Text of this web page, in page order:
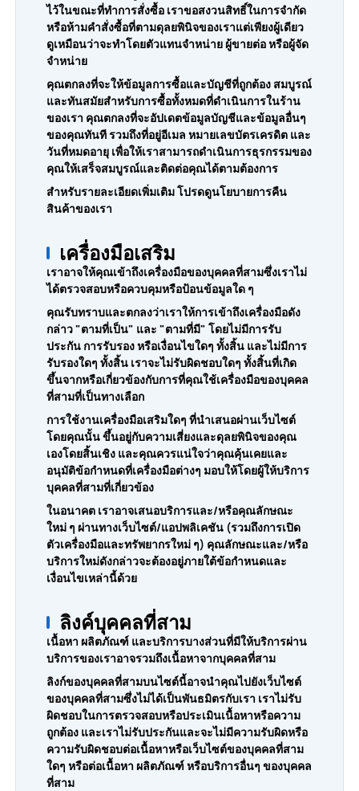
ไว้ในขณะที่ทำการสั่งซื้อ เราขอสงวนสิทธิ์ในการจำกัด
หรือห้ามคำสั่งซื้อที่ตามดุลยพินิจของเราแต่เพียงผู้เดียว
ดูเหมือนว่าจะทำโดยตัวแทนจำหน่าย ผู้ขายต่อ หรือผู้จัด
จำหน่าย
คุณตกลงที่จะให้ข้อมูลการซื้อและบัญชีที่ถูกต้อง สมบูรณ์
และทันสมัยสำหรับการซื้อทั้งหมดที่ดำเนินการในร้าน
ของเรา คุณตกลงที่จะอัปเดตข้อมูลบัญชีและข้อมูลอื่นๆ
ของคุณทันที รวมถึงที่อยู่อีเมล หมายเลขบัตรเครดิต และ
วันที่หมดอายุ เพื่อให้เราสามารถดำเนินการธุรกรรมของ
คุณให้เสร็จสมบูรณ์และติดต่อคุณได้ตามต้องการ
สำหรับรายละเอียดเพิ่มเติม โปรดดูนโยบายการคืน
สินค้าของเรา
เครื่องมือเสริม
เราอาจให้คุณเข้าถึงเครื่องมือของบุคคลที่สามซึ่งเราไม่
ได้ตรวจสอบหรือควบคุมหรือป้อนข้อมูลใด ๆ
คุณรับทราบและตกลงว่าเราให้การเข้าถึงเครื่องมือดัง
กล่าว "ตามที่เป็น" และ "ตามที่มี" โดยไม่มีการรับ
ประกัน การรับรอง หรือเงื่อนไขใดๆ ทั้งสิ้น และไม่มีการ
รับรองใดๆ ทั้งสิ้น เราจะไม่รับผิดชอบใดๆ ทั้งสิ้นที่เกิด
ขึ้นจากหรือเกี่ยวข้องกับการที่คุณใช้เครื่องมือของบุคคล
ที่สามที่เป็นทางเลือก
การใช้งานเครื่องมือเสริมใดๆ ที่นำเสนอผ่านเว็บไซต์
โดยคุณนั้น ขึ้นอยู่กับความเสี่ยงและดุลยพินิจของคุณ
เองโดยสิ้นเชิง และคุณควรแน่ใจว่าคุณคุ้นเคยและ
อนุมัติข้อกำหนดที่เครื่องมือต่างๆ มอบให้โดยผู้ให้บริการ
บุคคลที่สามที่เกี่ยวข้อง
ในอนาคต เราอาจเสนอบริการและ/หรือคุณลักษณะ
ใหม่ ๆ ผ่านทางเว็บไซต์/แอปพลิเคชัน (รวมถึงการเปิด
ตัวเครื่องมือและทรัพยากรใหม่ ๆ) คุณลักษณะและ/หรือ
บริการใหม่ดังกล่าวจะต้องอยู่ภายใต้ข้อกำหนดและ
เงื่อนไขเหล่านี้ด้วย
ลิงค์บุคคลที่สาม
เนื้อหา ผลิตภัณฑ์ และบริการบางส่วนที่มีให้บริการผ่าน
บริการของเราอาจรวมถึงเนื้อหาจากบุคคลที่สาม
ลิงก์ของบุคคลที่สามบนไซต์นี้อาจนำคุณไปยังเว็บไซต์
ของบุคคลที่สามซึ่งไม่ได้เป็นพันธมิตรกับเรา เราไม่รับ
ผิดชอบในการตรวจสอบหรือประเมินเนื้อหาหรือความ
ถูกต้อง และเราไม่รับประกันและจะไม่มีความรับผิดหรือ
ความรับผิดชอบต่อเนื้อหาหรือเว็บไซต์ของบุคคลที่สาม
ใดๆ หรือต่อเนื้อหา ผลิตภัณฑ์ หรือบริการอื่นๆ ของบุคคล
ที่สาม